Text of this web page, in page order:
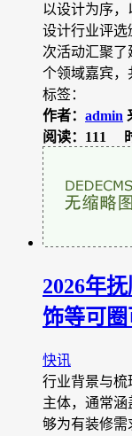
以设计为序，
设计行业评选
次活动汇聚
个领域嘉宾
标签：
作者： admin
阅读：111
2026年
饰等可圈
快讯
行业背景与梳
主体，通常
够为有装修需